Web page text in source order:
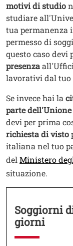
motivi di studio
studiare
tua permanenza
permesso di
questo caso devi
presenza
lavorativi dal tuo
Se invece hai la
parte dell'Unione
devi per prima
richiesta di visto
italiana nel tuo
del Ministero
situazione.
Soggiorni
giorni